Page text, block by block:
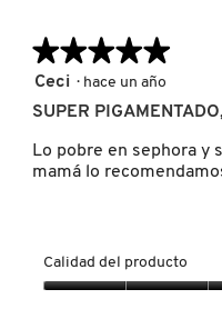
ISDIN
★★★★★
★★★★★
5
5
estrellas.
Ceci · hace un año
SUPER
Lo pobre en sephora y
mamá lo
Calidad del producto